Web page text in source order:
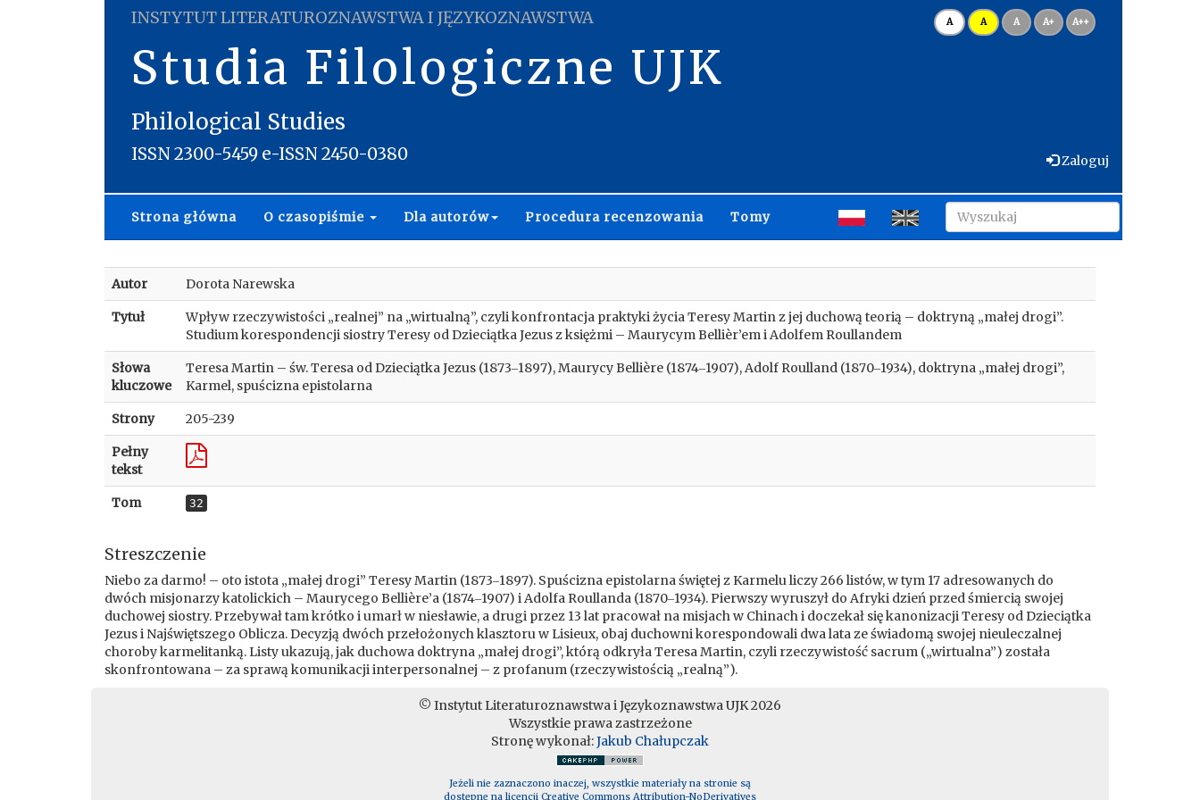
INSTYTUT LITERATUROZNAWSTWA I JĘZYKOZNAWSTWA
Studia Filologiczne UJK
Philological Studies
ISSN 2300-5459 e-ISSN 2450-0380
A A A A+ A++
Zaloguj
Strona główna O czasopiśmie Dla autorów Procedura recenzowania Tomy
Autor Dorota Narewska
Tytuł
Wpływ rzeczywistości „realnej” na „wirtualną”, czyli konfrontacja praktyki życia Teresy Martin z jej duchową teorią – doktryną „małej drogi”.
Studium korespondencji siostry Teresy od Dzieciątka Jezus z księżmi – Maurycym Bellièr’em i Adolfem Roullandem
Słowa
kluczowe
Teresa Martin – św. Teresa od Dzieciątka Jezus (1873‒1897), Maurycy Bellière (1874‒1907), Adolf Roulland (1870‒1934), doktryna „małej drogi”,
Karmel, spuścizna epistolarna
Strony 205-239
Pełny
tekst
Tom 32
Streszczenie
Niebo za darmo! – oto istota „małej drogi” Teresy Martin (1873‒1897). Spuścizna epistolarna świętej z Karmelu liczy 266 listów, w tym 17 adresowanych do
dwóch misjonarzy katolickich – Maurycego Bellière’a (1874‒1907) i Adolfa Roullanda (1870‒1934). Pierwszy wyruszył do Afryki dzień przed śmiercią swojej
duchowej siostry. Przebywał tam krótko i umarł w niesławie, a drugi przez 13 lat pracował na misjach w Chinach i doczekał się kanonizacji Teresy od Dzieciątka
Jezus i Najświętszego Oblicza. Decyzją dwóch przełożonych klasztoru w Lisieux, obaj duchowni korespondowali dwa lata ze świadomą swojej nieuleczalnej
choroby karmelitanką. Listy ukazują, jak duchowa doktryna „małej drogi”, którą odkryła Teresa Martin, czyli rzeczywistość sacrum („wirtualna”) została
skonfrontowana – za sprawą komunikacji interpersonalnej – z profanum (rzeczywistością „realną”).
© Instytut Literaturoznawstwa i Językoznawstwa UJK 2026
Wszystkie prawa zastrzeżone
Stronę wykonał:Jakub Chałupczak
Jeżeli nie zaznaczono inaczej, wszystkie materiały na stronie są
dostępne na licencji Creative Commons Attribution-NoDerivatives